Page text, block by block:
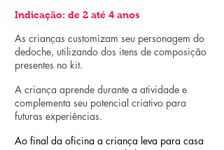
Indicação: de 2 até 4 anos
As crianças customizam seu personagem do
dedoche, utilizando dos itens de composição
presentes no kit.
A criança aprende durante a atividade e
complementa seu potencial criativo para
futuras experiências.
Ao final da oficina a criança leva para casa